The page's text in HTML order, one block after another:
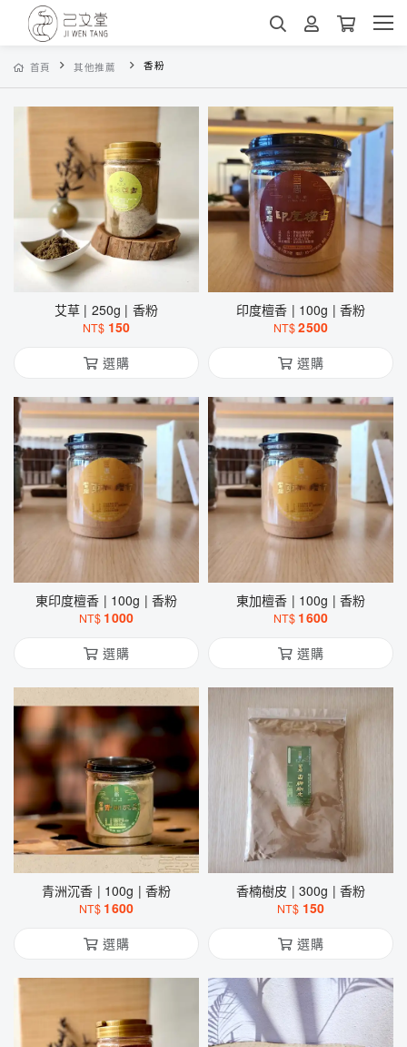
首頁 其他推薦 香粉
艾草 | 250g | 香粉
NT$ 150
選購
印度檀香 | 100g | 香粉
NT$2500
選購
東印度檀香 | 100g | 香粉
NT$ 1000
選購
東加檀香 | 100g | 香粉
NT$ 1600
選購
青洲沉香 | 100g | 香粉
NT$ 1600
選購
香楠樹皮 | 300g | 香粉
NT$ 150
選購